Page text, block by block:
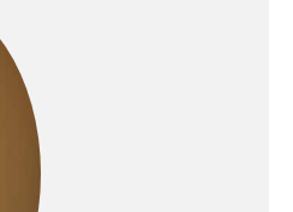
sensible et prévisible
pour donner le meilleur
goût lorsqu'elle est
versée sur du café ou du
thé. Ébullition rapide de
1500 W, facile à utiliser,
contrôle à un bouton.